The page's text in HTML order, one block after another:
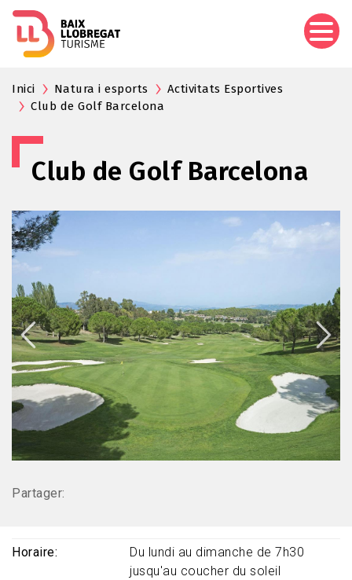
Inici Natura i esports
Activitats Esportives
Club de Golf Barcelona
Club de Golf Barcelona
Partager:
Horaire
Du lundi au dimanche de 7h30
jusqu'au coucher du soleil